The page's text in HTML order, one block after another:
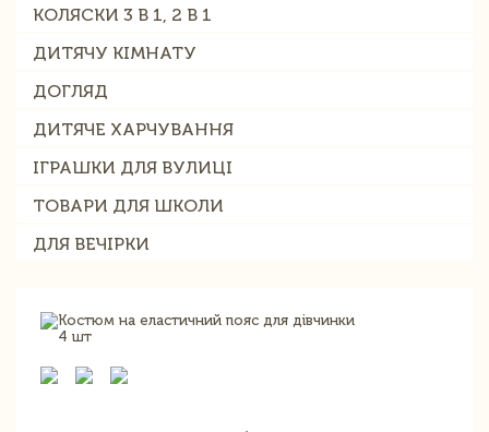
КОЛЯСКИ 3 В 1, 2 В 1
ДИТЯЧУ КІМНАТУ
ДОГЛЯД
ДИТЯЧЕ ХАРЧУВАННЯ
ІГРАШКИ ДЛЯ ВУЛИЦІ
ТОВАРИ ДЛЯ ШКОЛИ
ДЛЯ ВЕЧІРКИ